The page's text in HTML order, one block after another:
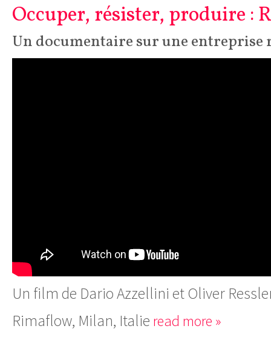
Occuper, résister, produire :
Un documentaire sur une entreprise
Un film de Dario Azzellini et Oliver
Rimaflow, Milan, Italie read more »